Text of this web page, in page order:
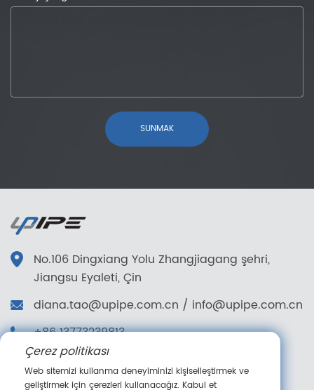
SUNMAK
No.106 Dingxiang Yolu Zhangjiagang şehri,
Jiangsu Eyaleti, Çin
diana.tao@upipe.com.cn / info@upipe.com.cn
+86 13773239813
+86 13773239813
Bizi takip edin
Çerez politikası
Web sitemizi kullanma deneyiminizi kişiselleştirmek ve
geliştirmek için çerezleri kullanacağız. Kabul et